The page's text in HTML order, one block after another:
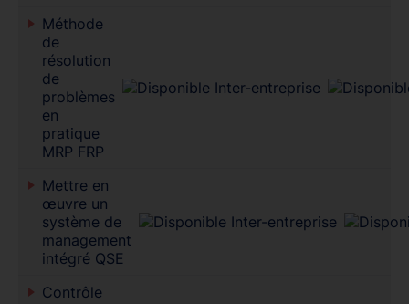
Méthode
de
résolution
de
problèmes
en
pratique
MRP FRP
Mettre en
œuvre un
système de
management
intégré QSE
Contrôle